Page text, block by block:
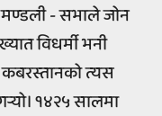
मण्डली - सभाले जोन
विधर्मी भनी
कबरस्तानको त्यस
१४२५ सालमा